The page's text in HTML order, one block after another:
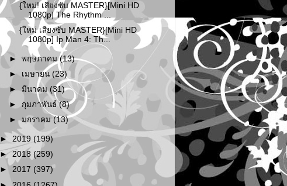
{ใหม่! เสียงซับ MASTER}[Mini HD
1080p] The Rhythm ...
{ใหม่ เสียงซับ MASTER}[Mini HD
1080p] Ip Man 4: Th...
►พฤษภาคม(13)
► เมษายน (23)
►มีนาคม (31)
►กุมภาพันธ์(8)
►มกราคม(13)
► 2019 (199)
►2018 (259)
► 2017 (397)